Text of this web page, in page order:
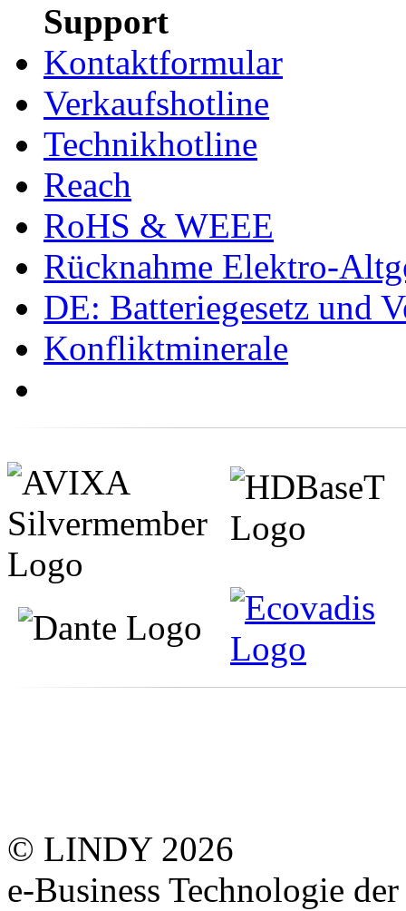
Support
Kontaktformular
Verkaufshotline
Technikhotline
Reach
RoHS & WEEE
Rücknahme Elektro-
DE: Batteriegesetz und
Konfliktminerale
© LINDY 2026
e-Business Technologie